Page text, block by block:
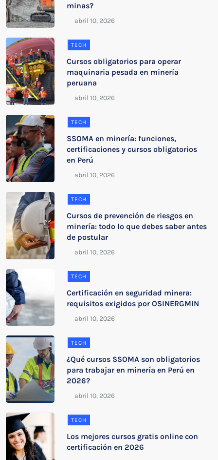
minas?
TECH
Cursos obligatorios para operar
maquinaria pesada en minería
peruana
TECH
SSOMA en minería: funciones,
certificaciones y cursos obligatorios
en Perú
TECH
Cursos de prevención de riesgos en
minería: todo lo que debes saber antes
de postular
TECH
Certificación en seguridad minera:
requisitos exigidos por OSINERGMIN
TECH
¿Qué cursos SSOMA son obligatorios
para trabajar en minería en Perú en
2026?
TECH
Los mejores cursos gratis online con
certificación en 2026